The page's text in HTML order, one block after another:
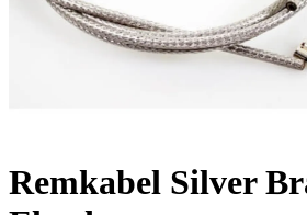
Remkabel Silver